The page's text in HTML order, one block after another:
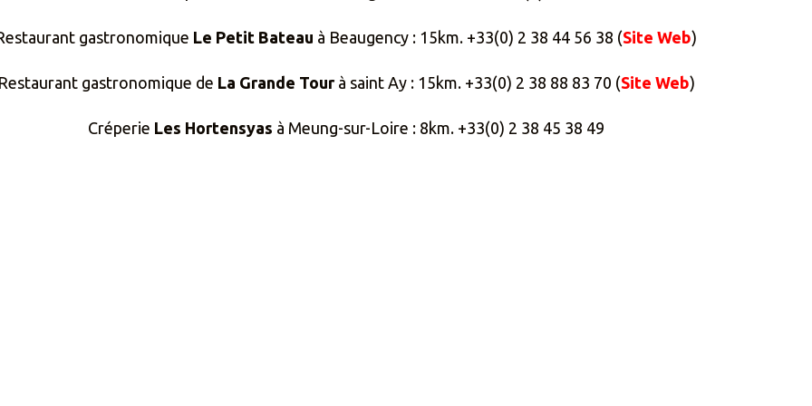
gastronomique Le Petit Bateau à Beaugency : 15km. +33(0) 2 38 44 56 38 (Site Web)
Restaurant gastronomique de La Grande Tourà saint Ay : 15km. +33(0) 2 38 88 83 70 (Site Web)
Créperie Les Hortensyas à Meung-sur-Loire : 8km. +33(0) 2 38 45 38 49